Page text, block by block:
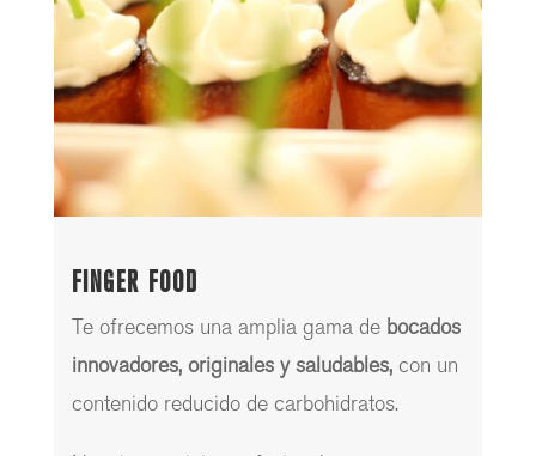
FINGER FOOD
Te ofrecemos una amplia gama de bocados
innovadores, originales y saludables, con un
contenido reducido de carbohidratos.